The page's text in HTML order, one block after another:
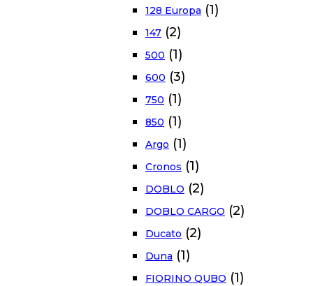
128 Europa (1)
147 (2)
500 (1)
600 (3)
750 (1)
850 (1)
Argo (1)
Cronos (1)
DOBLO (2)
DOBLO CARGO (2)
Ducato (2)
Duna (1)
FIORINO QUBO (1)